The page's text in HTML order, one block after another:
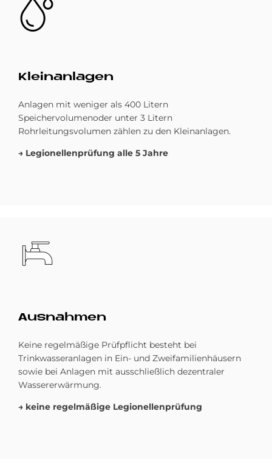
Klein­an­la­gen
Anlagen mit weniger als 400 Litern
Speichervolumenoder unter 3 Litern
Rohrleitungsvolumen zählen zu den Kleinanlagen.
→ Legionellenprüfung alle 5 Jahre
Bild
Aus­nah­men
Keine regelmäßige Prüfpflicht besteht bei
Trinkwasseranlagen in Ein- und Zweifamilienhäusern
sowie bei Anlagen mit ausschließlich dezentraler
Wassererwärmung.
→ keine regelmäßige Legionellenprüfung